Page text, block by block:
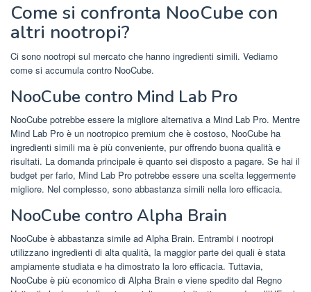
Come si confronta NooCube con
altri nootropi?
Ci sono nootropi sul mercato che hanno ingredienti simili. Vediamo
come si accumula contro NooCube.
NooCube contro Mind Lab Pro
NooCube potrebbe essere la migliore alternativa a Mind Lab Pro. Mentre
Mind Lab Pro è un nootropico premium che è costoso, NooCube ha
ingredienti simili ma è più conveniente, pur offrendo buona qualità e
risultati. La domanda principale è quanto sei disposto a pagare. Se hai il
budget per farlo, Mind Lab Pro potrebbe essere una scelta leggermente
migliore. Nel complesso, sono abbastanza simili nella loro efficacia.
NooCube contro Alpha Brain
NooCube è abbastanza simile ad Alpha Brain. Entrambi i nootropi
utilizzano ingredienti di alta qualità, la maggior parte dei quali è stata
ampiamente studiata e ha dimostrato la loro efficacia. Tuttavia,
NooCube è più economico di Alpha Brain e viene spedito dal Regno